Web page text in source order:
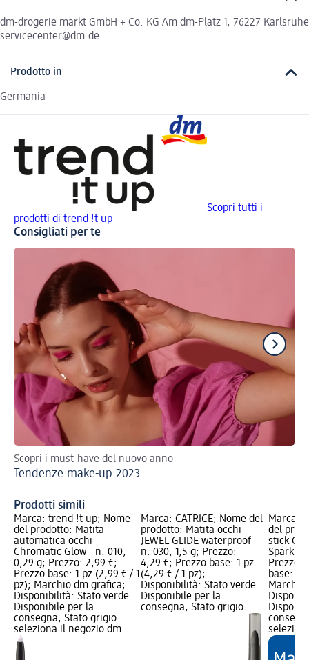
dm-drogerie markt GmbH + Co. KG Am dm-Platz 1, 76227 Karlsruhe
servicecenter@dm.de
Prodotto in
Germania
Scopri tutti i
prodotti di trend !t up
Consigliati per te
Scopri i must-have del nuovo anno
Tendenze make-up 2023
Prodotti simili
Marca: trend !t up; Nome
del prodotto: Matita
automatica occhi
Chromatic Glow - n. 010,
0,29 g; Prezzo: 2,99 €;
Prezzo base: 1 pz (2,99 € / 1
pz); Marchio dm grafica;
Disponibilità: Stato verde
Disponibile per la
consegna, Stato grigio
seleziona il negozio dm
Marca: CATRICE; Nome del
prodotto: Matita occhi
JEWEL GLIDE waterproof -
n. 030, 1,5 g; Prezzo:
4,29 €; Prezzo base: 1 pz
(4,29 € / 1 pz);
Disponibilità: Stato verde
Disponibile per la
consegna, Stato grigio
Marca:
del
stick
Sparkly
Prezzo:
base: 1
Marchio